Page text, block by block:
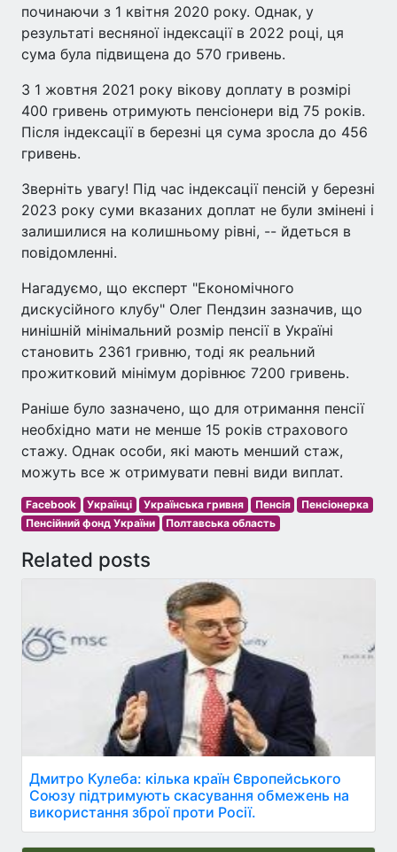
починаючи з 1 квітня 2020 року. Однак, у
результаті весняної індексації в 2022 році, ця
сума була підвищена до 570 гривень.
З 1 жовтня 2021 року вікову доплату в розмірі
400 гривень отримують пенсіонери від 75 років.
Після індексації в березні ця сума зросла до 456
гривень.
Зверніть увагу! Під час індексації пенсій у березні
2023 року суми вказаних доплат не були змінені і
залишилися на колишньому рівні, -- йдеться в
повідомленні.
Нагадуємо, що експерт "Економічного
дискусійного клубу" Олег Пендзин зазначив, що
нинішній мінімальний розмір пенсії в Україні
становить 2361 гривню, тоді як реальний
прожитковий мінімум дорівнює 7200 гривень.
Раніше було зазначено, що для отримання пенсії
необхідно мати не менше 15 років страхового
стажу. Однак особи, які мають менший стаж,
можуть все ж отримувати певні види виплат.
Facebook Українці Українська гривня Пенсія
Пенсіонерка
Пенсійний фонд України
Полтавська область
Related posts
Дмитро Кулеба: кілька країн Європейського
Союзу підтримують скасування обмежень на
використання зброї проти Росії.